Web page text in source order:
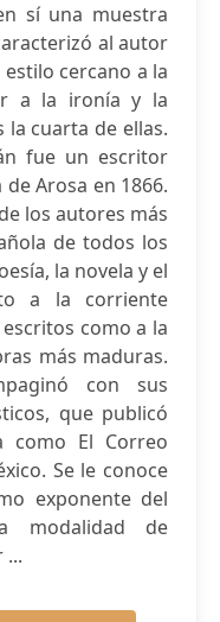
sí una muestra
al autor
cercano a la
a la ironía y la
la cuarta de ellas.
fue un escritor
Arosa en 1866.
los autores más
de todos los
la novela y el
a la corriente
como a la
más maduras.
con sus
que publicó
como El Correo
Se le conoce
exponente del
modalidad de
...